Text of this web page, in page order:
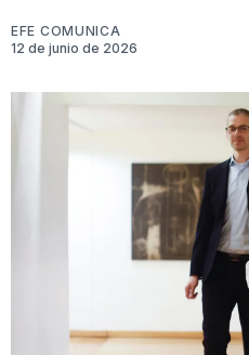
EFE COMUNICA
12 de junio de 2026